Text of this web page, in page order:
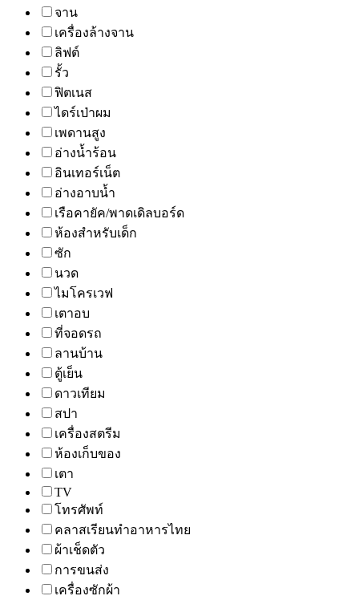
จาน
เครื่องล้างจาน
ลิฟต์
รั้ว
ฟิตเนส
ไดร์เป่าผม
เพดานสูง
อ่างน้ำร้อน
อินเทอร์เน็ต
อ่างอาบน้ำ
เรือคายัค/พาดเดิลบอร์ด
ห้องสำหรับเด็ก
ซัก
นวด
ไมโครเวฟ
เตาอบ
ที่จอดรถ
ลานบ้าน
ตู้เย็น
ดาวเทียม
สปา
เครื่องสตรีม
ห้องเก็บของ
เตา
TV
โทรศัพท์
คลาสเรียนทำอาหารไทย
ผ้าเช็ดตัว
การขนส่ง
เครื่องซักผ้า